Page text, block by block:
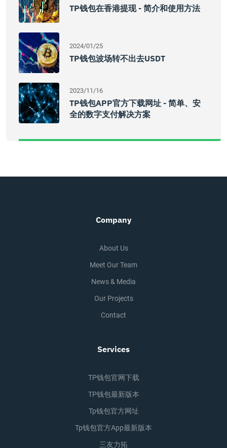
TP钱包在香港提现 - 简介和使用方法
2024/01/25
TP钱包波场转不出去USDT
2023/11/16
TP钱包APP官方下载网址 - 简单、安
全的数字支付解决方案
Company
About Us
Meet Our Team
News & Media
Our Projects
Contact
Services
TP钱包官网下载
TP钱包最新版本
Tp钱包官方网址
Tp钱包官方app最新版本
三友力拓